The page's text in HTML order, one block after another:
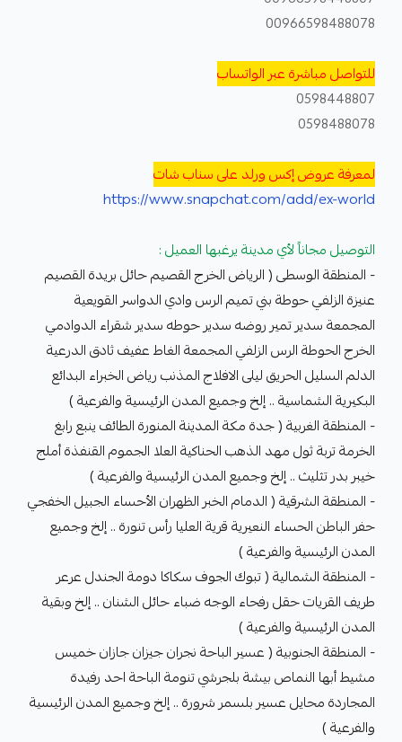
00966598488078
للتواصل مباشرة عبر الواتساب
0598448807
0598488078
لمعرفة عروض إكس ورلد على سناب شات
https://www.snapchat.com/add/ex-world
التوصيل مجاناً لأي مدينة يرغبها العميل :
- المنطقة الوسطى ( الرياض الخرج القصيم حائل بريدة القصيم
عنيزة الزلفي حوطة بني تميم الرس وادي الدواسر القويعية
المجمعة سدير تمير روضه سدير حوطه سدير شقراء الدوادمي
الخرج الحوطة الرس الزلفي المجمعة الغاط عفيف ثادق الدرعية
الدلم السليل الحريق ليلى الافلاج المذنب رياض الخبراء البدائع
البكيرية الشماسية .. إلخ وجميع المدن الرئيسية والفرعية )
- المنطقة الغربية ( جدة مكة المدينة المنورة الطائف ينبع رابغ
الخرمة تربة ثول مهد الذهب الحناكية العلا الجموم القنفذة أملج
خيبر بدر تثليث .. إلخ وجميع المدن الرئيسية والفرعية )
- المنطقة الشرقية ( الدمام الخبر الظهران الأحساء الجبيل الخفجي
حفر الباطن الحساء النعيرية قرية العليا رأس تنورة .. إلخ وجميع
المدن الرئيسية والفرعية )
- المنطقة الشمالية ( تبوك الجوف سكاكا دومة الجندل عرعر
طريف القريات حقل رفحاء الوجه ضباء حائل الشنان .. إلخ وبقية
المدن الرئيسية والفرعية )
- المنطقة الجنوبية ( عسير الباحة نجران جيزان جازان خميس
مشيط أبها النماص بيشة بلجرشي تنومة الباحة احد رفيدة
المجاردة محايل عسير بلسمر شرورة .. إلخ وجميع المدن الرئيسية
والفرعية )